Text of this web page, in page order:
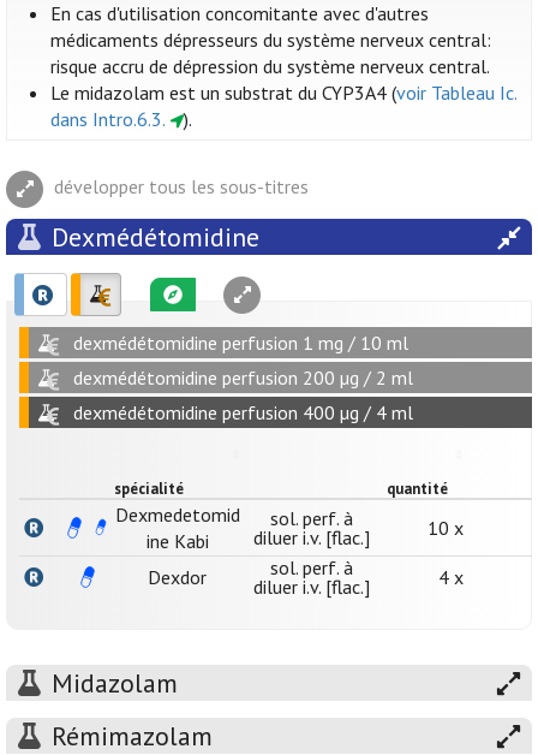
En cas d'utilisation concomitante avec d'autres
médicaments dépresseurs du système nerveux central:
risque accru de dépression du système nerveux central.
Le midazolam est un substrat du CYP3A4 (voir Tableau Ic.
dans Intro.6.3.
).
développer tous les sous-titres
Dexmédétomidine
dexmédétomidine perfusion 1 mg / 10 ml
dexmédétomidine perfusion 200 µg / 2 ml
dexmédétomidine perfusion 400 µg / 4 ml
spécialité quantité
Dexmedetomid
ine Kabi
sol. perf. à
diluer i.v. [flac.]
10 x
Dexdor
sol. perf. à
diluer i.v. [flac.]
4 x
Midazolam
Rémimazolam